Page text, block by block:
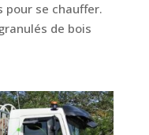
pour se chauffer.
de bois